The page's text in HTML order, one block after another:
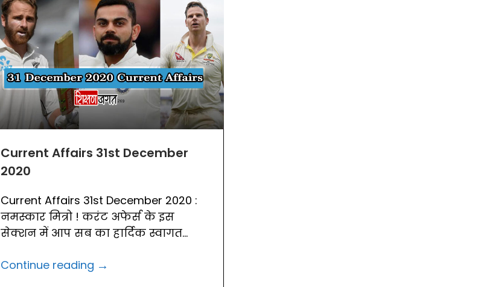
Current Affairs 31st December
2020
Current Affairs 31st December 2020 :
नमस्कार मित्रो ! करंट अफेर्स के इस
सेक्शन में आप सब का हार्दिक स्वागत...
Continue reading →